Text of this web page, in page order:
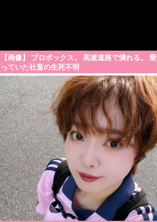
【画像】 プロボックス。 高速道路で潰れる。 乗
っていた社畜の生死不明